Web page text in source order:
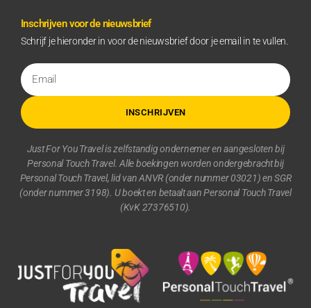
Inschrijven voor de nieuwsbrief
Schrijf je hieronder in voor de nieuwsbrief door je email in te vullen.
INSCHRIJVEN
Just For You Travel is zelfstandig ondernemer en aangesloten bij
Personal Touch Travel. Alle boekingen worden ondergebracht bij
Personal Touch Travel, lid van ANVR (onder nummer 03021) en SGR
(onder nummer 3198). U boekt en betaalt aan Personal Touch Travel
(KvK 27376510).